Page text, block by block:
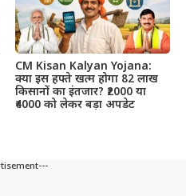
CM Kisan Kalyan Yojana:
क्या इस हफ्ते खत्म होगा 82 लाख
किसानों का इंतजार? ₹2000 या
₹4000 को लेकर बड़ा अपडेट